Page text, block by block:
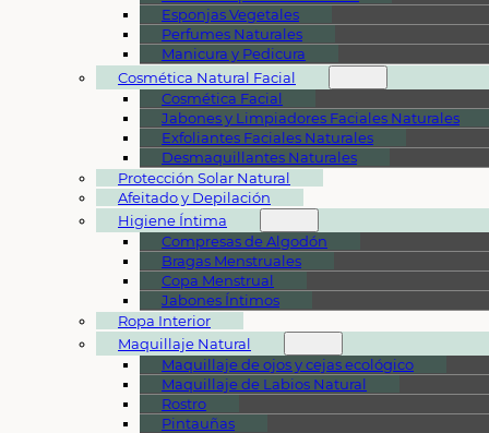
Esponjas Vegetales
Perfumes Naturales
Manicura y Pedicura
Cosmética Natural Facial
Cosmética Facial
Jabones y Limpiadores Faciales Naturales
Exfoliantes Faciales Naturales
Desmaquillantes Naturales
Protección Solar Natural
Afeitado y Depilación
Higiene Íntima
Compresas de Algodón
Bragas Menstruales
Copa Menstrual
Jabones Íntimos
Ropa Interior
Maquillaje Natural
Maquillaje de ojos y cejas ecológico
Maquillaje de Labios Natural
Rostro
Pintauñas